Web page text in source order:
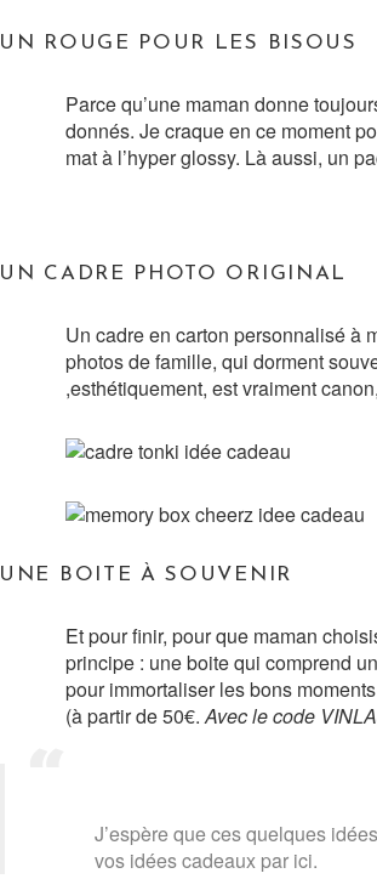
UN ROUGE POUR LES BISOUS
Parce qu’une maman donne
donnés. Je craque en ce moment
mat à l’hyper glossy. Là aussi, un
UN CADRE PHOTO ORIGINAL
Un cadre en carton personnalisé à
photos de famille, qui dorment
,esthétiquement, est vraiment
UNE BOITE À SOUVENIR
Et pour finir, pour que maman
principe : une boite qui comprend
pour immortaliser les bons
(à partir de 50€. Avec le code
J’espère que ces quelques
vos idées cadeaux par ici.